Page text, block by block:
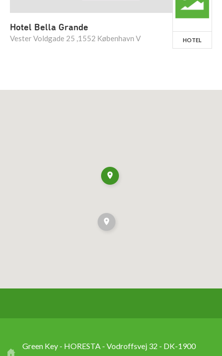
Hotel Bella Grande
Vester Voldgade 25 ,1552 København V HOTEL
Green Key - HORESTA - Vodroffsvej 32 - DK-1900